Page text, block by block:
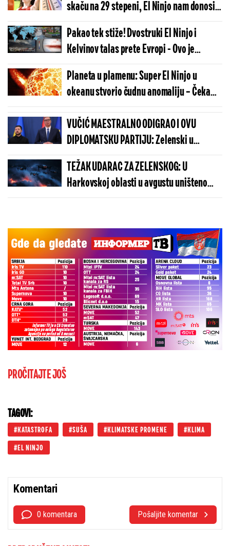
skaču na 29 stepeni, El Ninjo nam donosi
pakleno leto
Pakao tek stiže! Dvostruki El Ninjo i
Kelvinov talas prete Evropi - Ovo je
direktan udar na Srbiju (MAPA)
Planeta u plamenu: Super El Ninjo u
okeanu stvorio čudnu anomaliju – Čeka
nas pakao
VUČIĆ MAESTRALNO ODIGRAO I OVU
DIPLOMATSKU PARTIJU: Zelenski u
Beogradu potvrdio - Kosovo je Srbija
TEŽAK UDARAC ZA ZELENSKOG: U
Harkovskoj oblasti u avgustu uništeno
više od 100 „baba jaga“
PROČITAJTE JOŠ
TAGOVI:
KATASTROFA SUŠA KLIMATSKE PROMENE KLIMA
EL NINJO
Komentari
0 komentara Pošaljite komentar